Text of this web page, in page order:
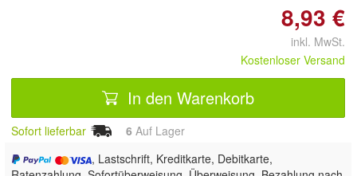
8,93 €
inkl. MwSt.
Kostenloser Versand
In den Warenkorb
Sofort lieferbar 6 Auf Lager
, Lastschrift, Kreditkarte, Debitkarte,